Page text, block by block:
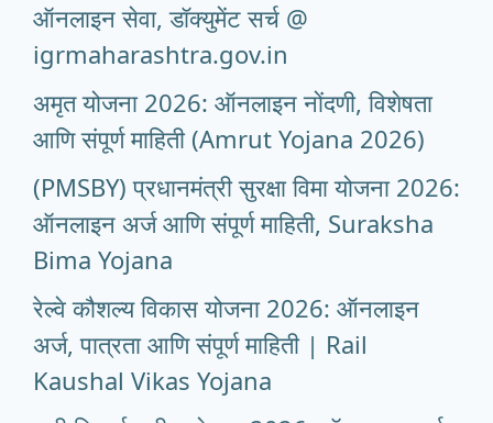
ऑनलाइन सेवा, डॉक्युमेंट सर्च @
igrmaharashtra.gov.in
अमृत योजना 2026: ऑनलाइन नोंदणी, विशेषता
आणि संपूर्ण माहिती (Amrut Yojana 2026)
(PMSBY) प्रधानमंत्री सुरक्षा विमा योजना 2026:
ऑनलाइन अर्ज आणि संपूर्ण माहिती, Suraksha
Bima Yojana
रेल्वे कौशल्य विकास योजना 2026: ऑनलाइन
अर्ज, पात्रता आणि संपूर्ण माहिती | Rail
Kaushal Vikas Yojana